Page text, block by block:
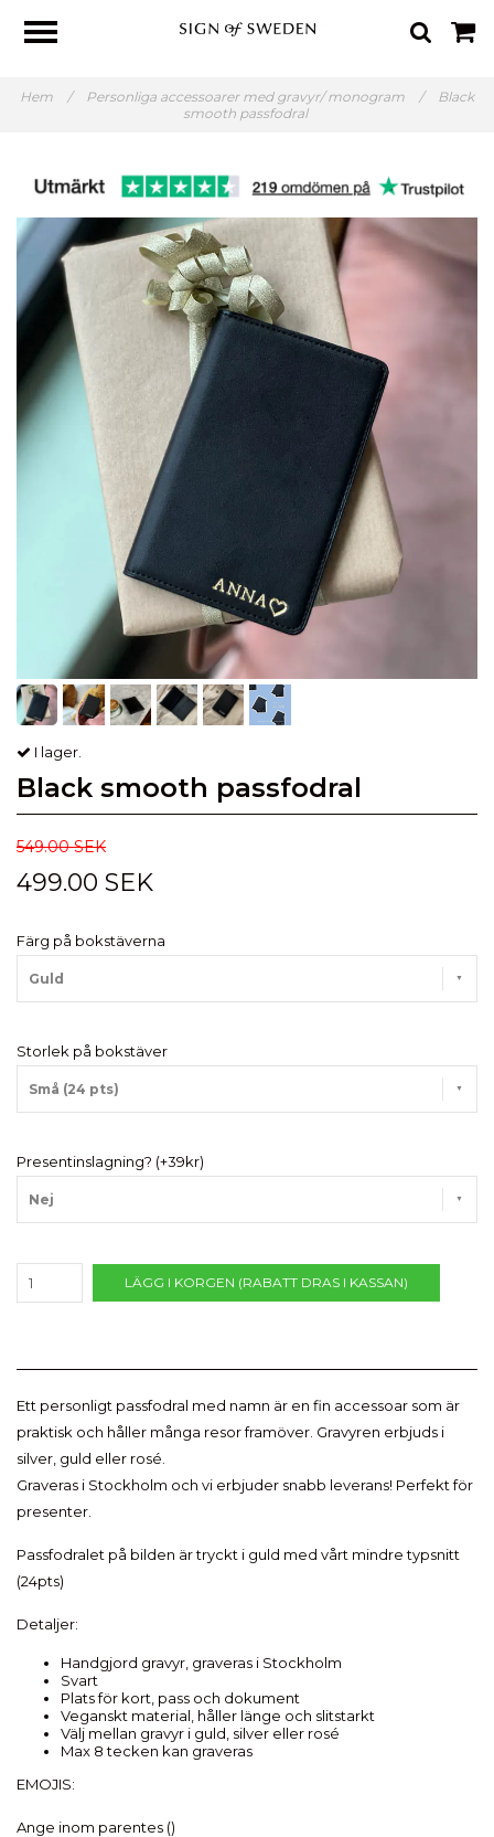
Hem / Personliga accessoarer med gravyr/ monogram /
Black
smooth passfodral
I lager.
Black smooth passfodral
549.00 SEK
499.00 SEK
Färg på bokstäverna
Guld
Storlek på bokstäver
Små (24 pts)
Presentinslagning? (+39kr)
Nej
LÄGG I KORGEN (RABATT DRAS I KASSAN)
Ett personligt passfodral med namn är en fin accessoar som är
praktisk och håller många resor framöver. Gravyren erbjuds i
silver, guld eller rosé.
Graveras i Stockholm och vi erbjuder snabb leverans! Perfekt för
presenter.
Passfodralet på bilden är tryckt i guld med vårt mindre typsnitt
(24pts)
Detaljer:
Handgjord gravyr, graveras i Stockholm
Svart
Plats för kort, pass och dokument
Veganskt material, håller länge och slitstarkt
Välj mellan gravyr i guld, silver eller rosé
Max 8 tecken kan graveras
EMOJIS:
Ange inom parentes ()